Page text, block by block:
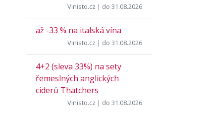
Vinisto.cz | do 31.08.2026
až -33 % na italská vína
Vinisto.cz | do 31.08.2026
4+2 (sleva 33%) na sety
řemeslných anglických
ciderů Thatchers
Vinisto.cz | do 31.08.2026